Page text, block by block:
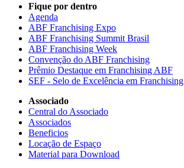
Fique por dentro
Agenda
ABF Franchising Expo
ABF Franchising Summit Brasil
ABF Franchising Week
Convenção do ABF Franchising
Prêmio Destaque em Franchising ABF
SEF - Selo de Excelência em Franchising
Associado
Central do Associado
Associados
Beneficios
Locação de Espaço
Material para Download